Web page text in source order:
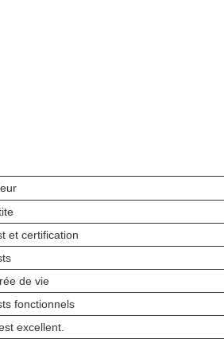
et certification
de vie
fonctionnels
excellent.